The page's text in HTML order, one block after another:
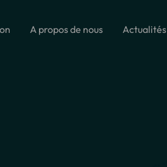
A propos de nous Actualités